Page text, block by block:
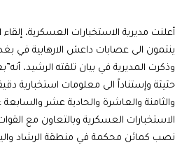
ينتمون الى عصابات داعش الارهابية في
وذكرت المديرية في بيان تلقته الرشيد،
حثيثة وإستناداً الى معلومات استخبارية
والثامنة والعاشرة والحادية عشر والسابعة
الاستخبارات العسكرية وبالتعاون مع
نصب كمائن محكمة في منطقة الرشاد